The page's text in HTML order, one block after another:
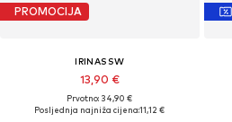
PROMOCIJA
IRINASSW
13,90 €
Prvotno: 34,90 €
Posljednja najniža cijena:11,12 €